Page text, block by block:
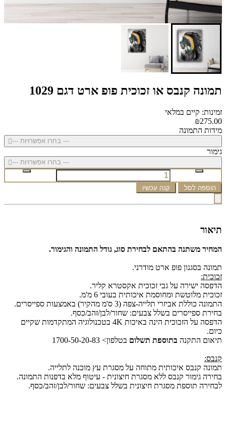
תמונה קנבס או זכוכית פופ ארט דגם 1029
זמינות: קיים במלאי
₪275.00
מידות התמונה
--- בחרו אפשרויות ---
גימור
--- בחרו אפשרויות ---
הוספה לסל קנה עכשיו
תיאור
המחיר משתנה בהתאם לבחירת סוג, גודל התמונה והגימור.
תמונה בסגנון פופ ארט מודרני.
זכוכית:
הדפסה ישירה על גבי זכוכית אקסטרא קליר.
זכוכית מלוטשת ומחוסמת איכותית בעובי 6 מ'מ.
התמונה כוללת אביזרי תלייה-צפה (3 ס'מ מהקיר) באמצעות ספייסרים.
בחירת ספייסרים בשלל צבעים: שחור/לבן/זהב/כסף.
הדפסה על הזכוכית הינה באיכות 4K בטכנולוגיה המתקדמות שקיים
כיום.
תיאום התקנה בתוספת תשלום בטלפון> 1700-50-20-83
קנבס:
תמונה קנבס איכותית מתוחה על מסגרת עץ מוכנה לתלייה.
בחירה גימור קנבס ללא מסגרת חיצונית - עיטוף מלא בדפנות התמונה.
לבחירה תוספת מסגרת חיצונית בשלל צבעים: שחור/לבן/זהב/כסף.